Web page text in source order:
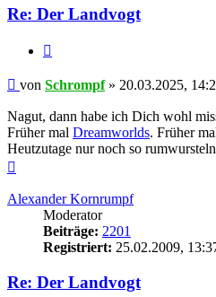
Re: Der Landvogt
Beitrag
von Schrompf» 20.03.2025,
Nagut, dann habe ich Dich wohl
Früher mal Dreamworlds. Früher
Heutzutage nur noch so
Alexander Kornrumpf
Moderator
Beiträge: 2201
Registriert: 25.02.2009,
Re: Der Landvogt